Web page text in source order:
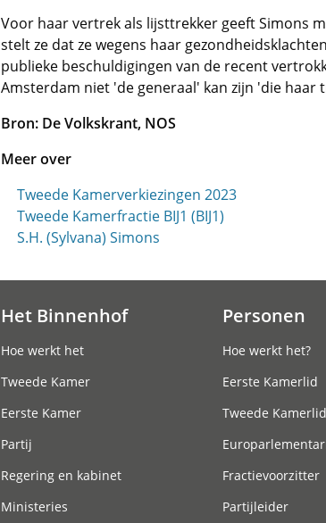
Voor haar vertrek als lijsttrekker geeft Simons
stelt ze dat ze wegens haar
publieke beschuldigingen van de recent
Amsterdam niet 'de generaal' kan zijn 'die
Bron: De Volkskrant, NOS
Meer over
Tweede Kamerverkiezingen 2023
Tweede Kamerfractie BIJ1 (BIJ1)
S.H. (Sylvana) Simons
Het Binnenhof
Hoe werkt het
Tweede Kamer
Eerste Kamer
Partij
Regering en kabinet
Ministeries
Personen
Hoe werkt het?
Eerste Kamerlid
Tweede Kamerlid
Fractievoorzitter
Partijleider